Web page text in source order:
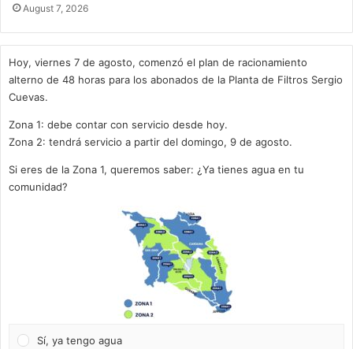
August 7, 2026
Hoy, viernes 7 de agosto, comenzó el plan de racionamiento
alterno de 48 horas para los abonados de la Planta de Filtros Sergio
Cuevas.
Zona 1: debe contar con servicio desde hoy.
Zona 2: tendrá servicio a partir del domingo, 9 de agosto.
Si eres de la Zona 1, queremos saber: ¿Ya tienes agua en tu
comunidad?
Sí, ya tengo agua